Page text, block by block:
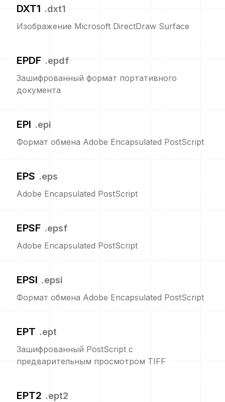
DXT1 .dxt1
Изображение Microsoft DirectDraw Surface
EPDF .epdf
Зашифрованный формат портативного
документа
EPI .epi
Формат обмена Adobe Encapsulated PostScript
EPS .eps
Adobe Encapsulated PostScript
EPSF .epsf
Adobe Encapsulated PostScript
EPSI .epsi
Формат обмена Adobe Encapsulated PostScript
EPT .ept
Зашифрованный PostScript с
предварительным просмотром TIFF
EPT2 .ept2